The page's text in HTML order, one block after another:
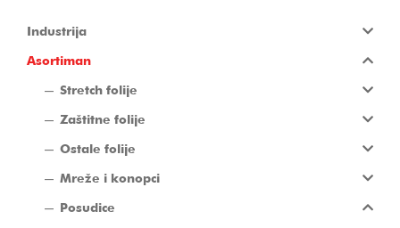
Industrija
Asortiman
Stretch folije
Zaštitne folije
Ostale folije
Mreže i konopci
Posudice